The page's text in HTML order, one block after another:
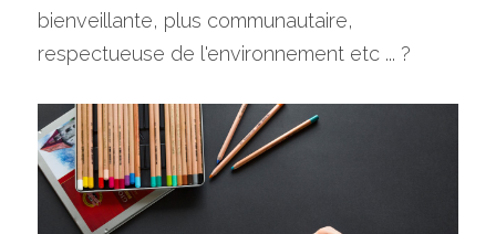
bienveillante, plus communautaire,
respectueuse de l'environnement etc ... ?